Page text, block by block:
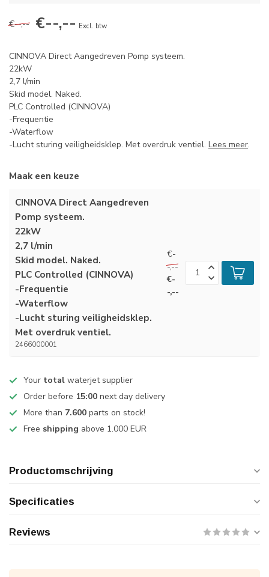
€--,-- €--,-- Excl. btw
CINNOVA Direct Aangedreven Pomp systeem.
22kW
2,7 l/min
Skid model. Naked.
PLC Controlled (CINNOVA)
-Frequentie
-Waterflow
-Lucht sturing veiligheidsklep. Met overdruk ventiel. Lees meer.
Maak een keuze
CINNOVA Direct Aangedreven
Pomp systeem.
22kW
2,7 l/min
Skid model. Naked.
PLC Controlled (CINNOVA)
-Frequentie
-Waterflow
-Lucht sturing veiligheidsklep.
Met overdruk ventiel.
2466000001
€-
-,--
€-
-,--
Your total waterjet supplier
Order before 15:00 next day delivery
More than 7.600 parts on stock!
Free shipping above 1.000 EUR
Productomschrijving
Specificaties
Reviews